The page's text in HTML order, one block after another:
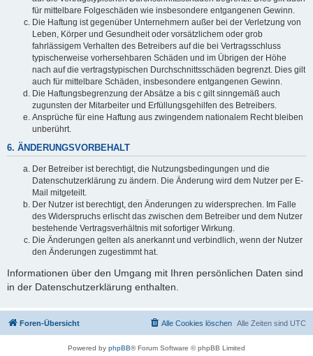
für mittelbare Folgeschäden wie insbesondere entgangenen Gewinn.
Die Haftung ist gegenüber Unternehmern außer bei der Verletzung von
Leben, Körper und Gesundheit oder vorsätzlichem oder grob
fahrlässigem Verhalten des Betreibers auf die bei Vertragsschluss
typischerweise vorhersehbaren Schäden und im Übrigen der Höhe
nach auf die vertragstypischen Durchschnittsschäden begrenzt. Dies gilt
auch für mittelbare Schäden, insbesondere entgangenen Gewinn.
Die Haftungsbegrenzung der Absätze a bis c gilt sinngemäß auch
zugunsten der Mitarbeiter und Erfüllungsgehilfen des Betreibers.
Ansprüche für eine Haftung aus zwingendem nationalem Recht bleiben
unberührt.
6. ÄNDERUNGSVORBEHALT
Der Betreiber ist berechtigt, die Nutzungsbedingungen und die
Datenschutzerklärung zu ändern. Die Änderung wird dem Nutzer per E-
Mail mitgeteilt.
Der Nutzer ist berechtigt, den Änderungen zu widersprechen. Im Falle
des Widerspruchs erlischt das zwischen dem Betreiber und dem Nutzer
bestehende Vertragsverhältnis mit sofortiger Wirkung.
Die Änderungen gelten als anerkannt und verbindlich, wenn der Nutzer
den Änderungen zugestimmt hat.
Informationen über den Umgang mit Ihren persönlichen Daten sind
in der Datenschutzerklärung enthalten.
Foren-Übersicht Alle Zeiten sind UTC
Alle Cookies löschen
Powered by phpBB® Forum Software © phpBB Limited